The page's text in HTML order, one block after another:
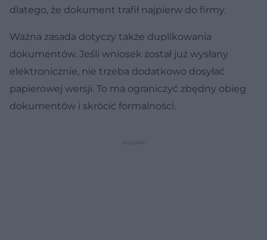
dlatego, że dokument trafił najpierw do firmy.
Ważna zasada dotyczy także duplikowania
dokumentów. Jeśli wniosek został już wysłany
elektronicznie, nie trzeba dodatkowo dosyłać
papierowej wersji. To ma ograniczyć zbędny obieg
dokumentów i skrócić formalności.